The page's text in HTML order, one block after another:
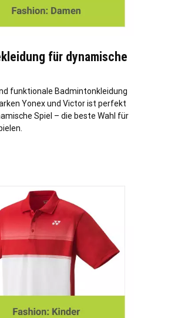
für dynamische
funktionale Badmintonkleidung
Yonex und Victor ist perfekt
Spiel – die beste Wahl für